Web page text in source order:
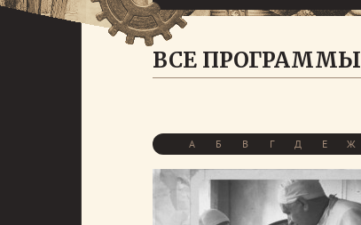
ВСЕ ПРОГРАММЫ
А Б В Г Д Е Ж